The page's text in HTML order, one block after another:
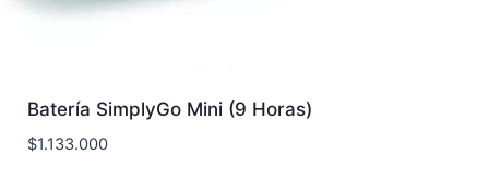
Batería SimplyGo Mini (9 Horas)
$1.133.000